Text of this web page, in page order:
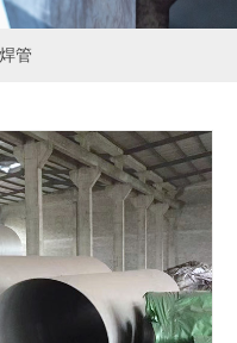
管